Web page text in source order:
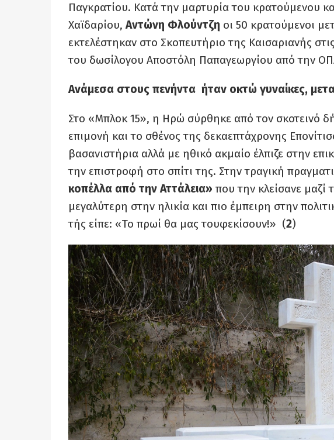
Παγκρατίου. Κατά την μαρτυρία του κρατούμενου
Χαϊδαρίου, Αντώνη Φλούντζη οι 50 κρατούμενοι
εκτελέστηκαν στο Σκοπευτήριο της Καισαριανής
του δωσίλογου Αποστόλη Παπαγεωργίου από την
Ανάμεσα στους πενήντα ήταν οκτώ γυναίκες,
Στο «Μπλοκ 15», η Ηρώ σύρθηκε από τον σκοτεινό
επιμονή και το σθένος της δεκαεπτάχρονης
βασανιστήρια αλλά με ηθικό ακμαίο έλπιζε στην
την επιστροφή στο σπίτι της. Στην τραγική
κοπέλλα από την Αττάλεια» που την κλείσανε μαζί
μεγαλύτερη στην ηλικία και πιο έμπειρη στην
τής είπε: «Το πρωί θα μας τουφεκίσουν!» (2)